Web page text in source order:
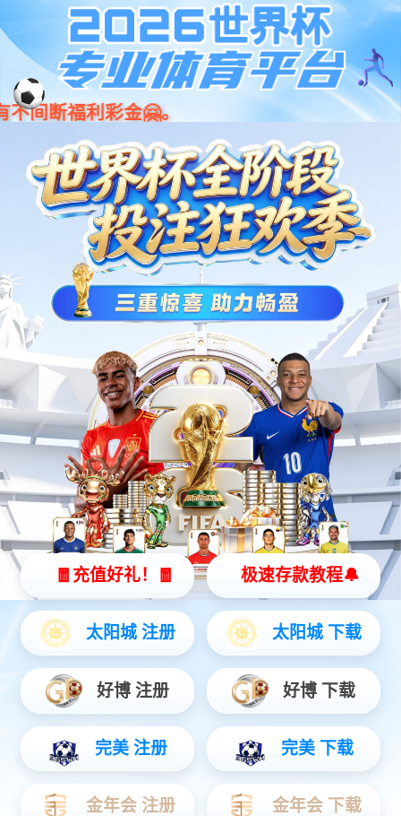
股票
代码 001266
ESS02平台
BMU-64S
BMU-32S
BCU